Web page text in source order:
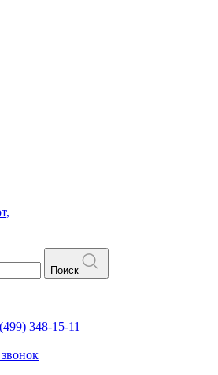
Поиск
348-15-11
звонок